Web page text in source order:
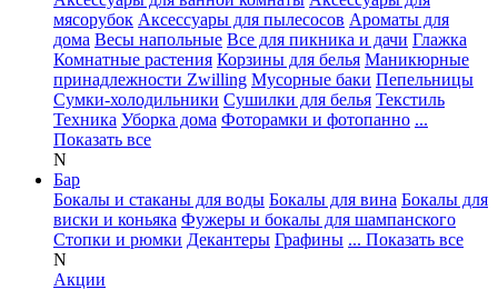
мясорубок Аксессуары для пылесосов Ароматы для
дома Весы напольные Все для пикника и дачи Глажка
Комнатные растения Корзины для белья Маникюрные
принадлежности Zwilling Мусорные баки Пепельницы
Сумки-холодильники Сушилки для белья Текстиль
Техника Уборка дома Фоторамки и фотопанно ...
Показать все
N
Бар
Бокалы и стаканы для воды Бокалы для вина Бокалы для
виски и коньяка Фужеры и бокалы для шампанского
Стопки и рюмки Декантеры Графины ... Показать все
N
Акции